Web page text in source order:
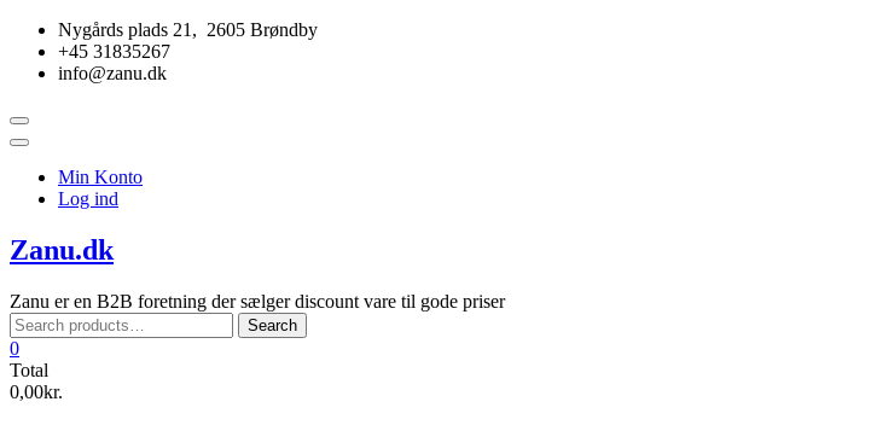
Skip
content
Nygårds plads 21, 2605 Brøndby
+45 31835267
info@zanu.dk
Topbar
Menu
Min Konto
Log ind
Zanu.dk
Zanu er en B2B foretning der sælger discount vare til gode priser
Search
for:
Search
0
Total
0,00kr.